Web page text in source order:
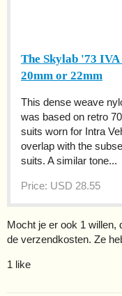
The Skylab '73
20mm or 22mm
This dense weave
was based on retro
suits worn for Intra
overlap with the
suits. A similar tone...
Price: USD 28.55
Mocht je er ook 1 willen,
de verzendkosten. Ze
1 like